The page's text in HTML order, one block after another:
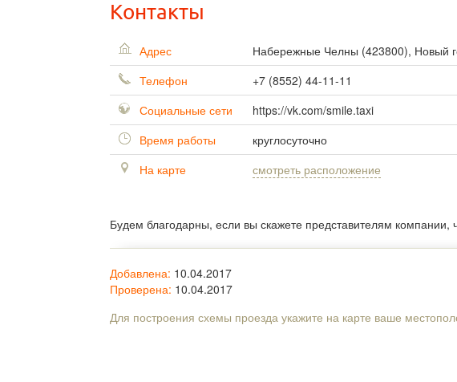
Контакты
Адрес Набережные Челны (423800), Новый
Телефон
+7 (8552) 44-11-11
Социальные сети
https://vk.com/smile.taxi
Время работы
круглосуточно
На карте
смотреть расположение
Будем благодарны, если вы скажете представителям компании,
Добавлена: 10.04.2017
Проверена: 10.04.2017
Для построения схемы проезда укажите на карте ваше